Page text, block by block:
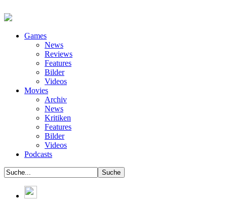
Games
News
Reviews
Features
Bilder
Videos
Movies
Archiv
News
Kritiken
Features
Bilder
Videos
Podcasts